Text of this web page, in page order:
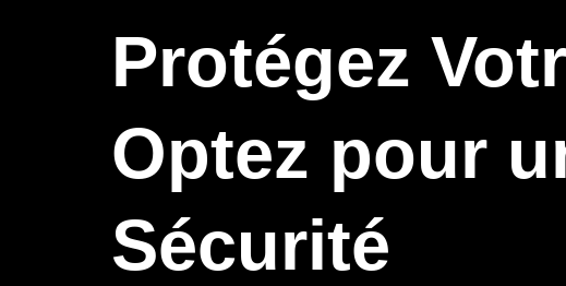
Protégez
Optez pour
Sécurité